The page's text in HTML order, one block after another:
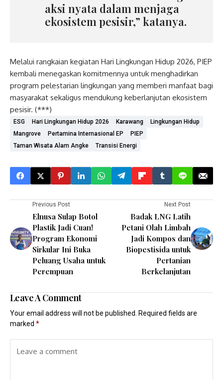
aksi nyata dalam menjaga
ekosistem pesisir,” katanya.
Melalui rangkaian kegiatan Hari Lingkungan Hidup 2026, PIEP
kembali menegaskan komitmennya untuk menghadirkan
program pelestarian lingkungan yang memberi manfaat bagi
masyarakat sekaligus mendukung keberlanjutan ekosistem
pesisir. (***)
ESG Hari Lingkungan Hidup 2026 Karawang
Lingkungan Hidup
Mangrove
Pertamina Internasional EP
PIEP
Taman Wisata Alam Angke
Transisi Energi
Previous Post
Elnusa Sulap Botol
Plastik Jadi Cuan!
Program Ekonomi
Sirkular Ini Buka
Peluang Usaha untuk
Perempuan
Next Post
Badak LNG Latih
Petani Olah Limbah
Jadi Kompos dan
Biopestisida untuk
Pertanian
Berkelanjutan
Leave A Comment
Your email address will not be published. Required fields are
marked *